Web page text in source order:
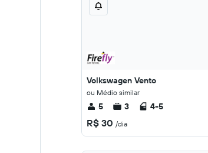
Volkswagen Vento
ou Médio similar
5 3 4-5
R$ 30 /dia